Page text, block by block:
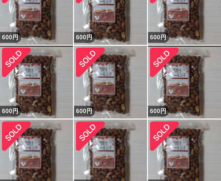
600円 600円 600円
600円 600円 600円